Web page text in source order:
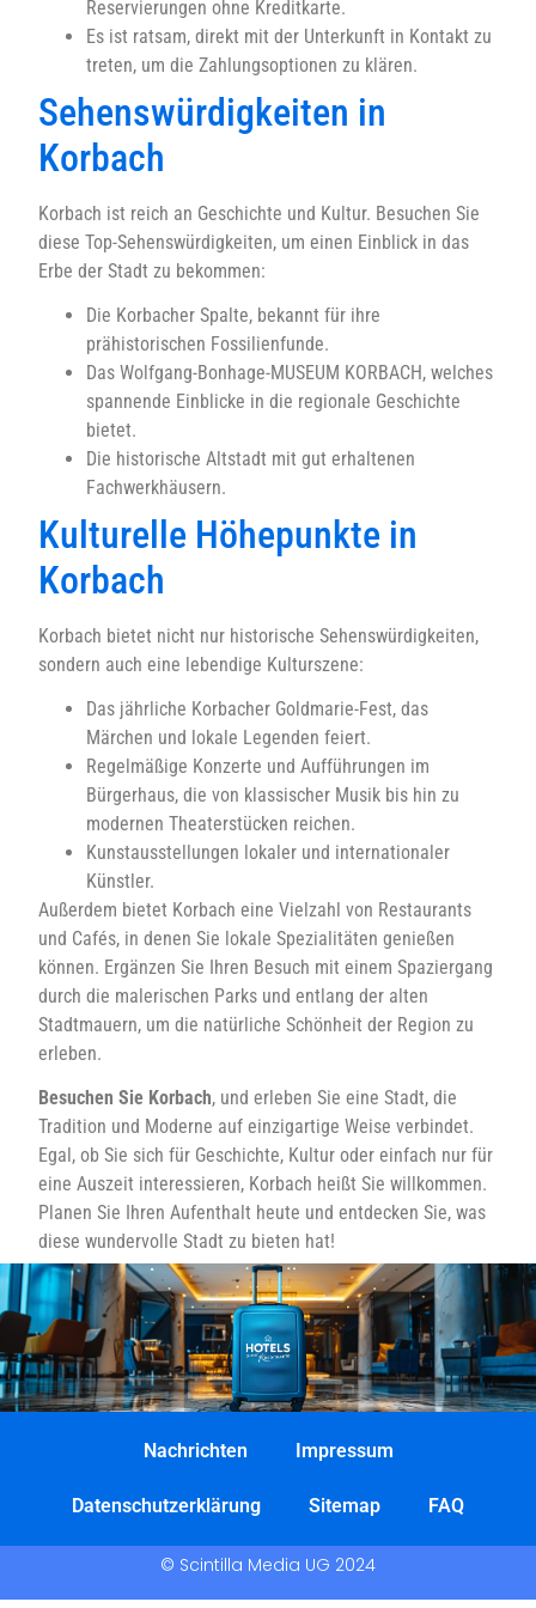
Reservierungen ohne Kreditkarte.
Es ist ratsam, direkt mit der Unterkunft in Kontakt zu
treten, um die Zahlungsoptionen zu klären.
Sehenswürdigkeiten in
Korbach
Korbach ist reich an Geschichte und Kultur. Besuchen Sie
diese Top-Sehenswürdigkeiten, um einen Einblick in das
Erbe der Stadt zu bekommen:
Die Korbacher Spalte, bekannt für ihre
prähistorischen Fossilienfunde.
Das Wolfgang-Bonhage-MUSEUM KORBACH, welches
spannende Einblicke in die regionale Geschichte
bietet.
Die historische Altstadt mit gut erhaltenen
Fachwerkhäusern.
Kulturelle Höhepunkte in
Korbach
Korbach bietet nicht nur historische Sehenswürdigkeiten,
sondern auch eine lebendige Kulturszene:
Das jährliche Korbacher Goldmarie-Fest, das
Märchen und lokale Legenden feiert.
Regelmäßige Konzerte und Aufführungen im
Bürgerhaus, die von klassischer Musik bis hin zu
modernen Theaterstücken reichen.
Kunstausstellungen lokaler und internationaler
Künstler.
Außerdem bietet Korbach eine Vielzahl von Restaurants
und Cafés, in denen Sie lokale Spezialitäten genießen
können. Ergänzen Sie Ihren Besuch mit einem Spaziergang
durch die malerischen Parks und entlang der alten
Stadtmauern, um die natürliche Schönheit der Region zu
erleben.
Besuchen Sie Korbach, und erleben Sie eine Stadt, die
Tradition und Moderne auf einzigartige Weise verbindet.
Egal, ob Sie sich für Geschichte, Kultur oder einfach nur für
eine Auszeit interessieren, Korbach heißt Sie willkommen.
Planen Sie Ihren Aufenthalt heute und entdecken Sie, was
diese wundervolle Stadt zu bieten hat!
Nachrichten Impressum
Datenschutzerklärung Sitemap FAQ
© Scintilla Media UG 2024